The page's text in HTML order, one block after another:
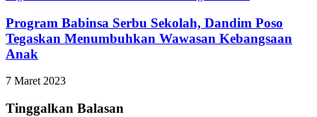
Program Babinsa Serbu Sekolah, Dandim Poso
Tegaskan Menumbuhkan Wawasan Kebangsaan
Anak
7 Maret 2023
Tinggalkan Balasan